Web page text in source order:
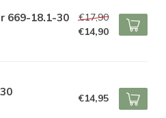
669-18.1-30
€17,90
€14,90
€14,95